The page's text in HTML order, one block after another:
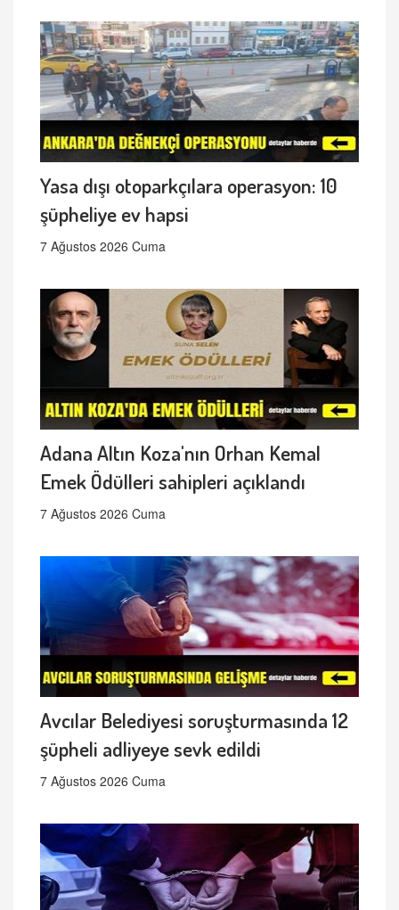
Yasa dışı otoparkçılara operasyon: 10
şüpheliye ev hapsi
7 Ağustos 2026 Cuma
Adana Altın Koza'nın Orhan Kemal
Emek Ödülleri sahipleri açıklandı
7 Ağustos 2026 Cuma
Avcılar Belediyesi soruşturmasında 12
şüpheli adliyeye sevk edildi
7 Ağustos 2026 Cuma